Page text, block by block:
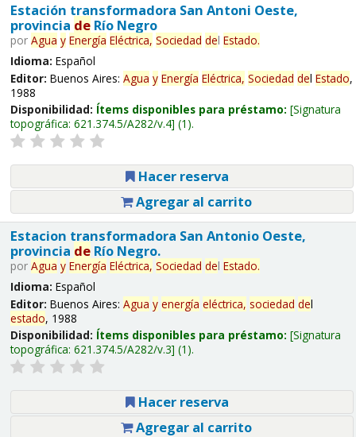
Estación transformadora San Antoni Oeste,
provincia deRío Negro
por Agua y Energía Eléctrica, Sociedad del Estado.
Idioma: Español
Editor: Buenos Aires: Agua y Energía Eléctrica, Sociedad del Estado,
1988
Disponibilidad: Ítems disponibles para préstamo: Signatura
topográfica: 621.374.5/A282/v.4 (1).
Hacer reserva
Agregar al carrito
Estacion transformadora San Antonio Oeste,
provincia deRío Negro.
por Agua y Energía Eléctrica, Sociedad del Estado.
Idioma: Español
Editor: Buenos Aires: Agua y energía eléctrica, sociedad del
estado, 1988
Disponibilidad: Ítems disponibles para préstamo: Signatura
topográfica: 621.374.5/A282/v.3 (1).
Hacer reserva
Agregar al carrito